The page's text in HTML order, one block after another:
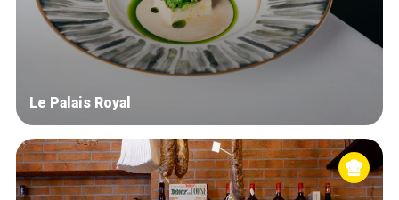
Le Palais Royal